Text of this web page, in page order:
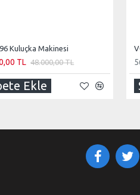
Kuluçka Makinesi
TL 48.000,00 TL
Ekle